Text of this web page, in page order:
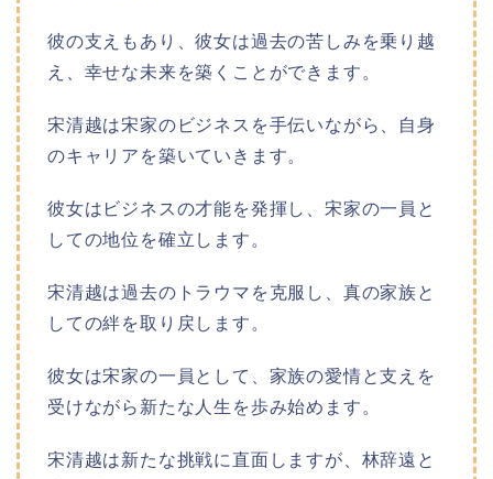
彼の支えもあり、彼女は過去の苦しみを乗り越
え、幸せな未来を築くことができます。
宋清越は宋家のビジネスを手伝いながら、自身
のキャリアを築いていきます。
彼女はビジネスの才能を発揮し、宋家の一員と
しての地位を確立します。
宋清越は過去のトラウマを克服し、真の家族と
しての絆を取り戻します。
彼女は宋家の一員として、家族の愛情と支えを
受けながら新たな人生を歩み始めます。
宋清越は新たな挑戦に直面しますが、林辞遠と